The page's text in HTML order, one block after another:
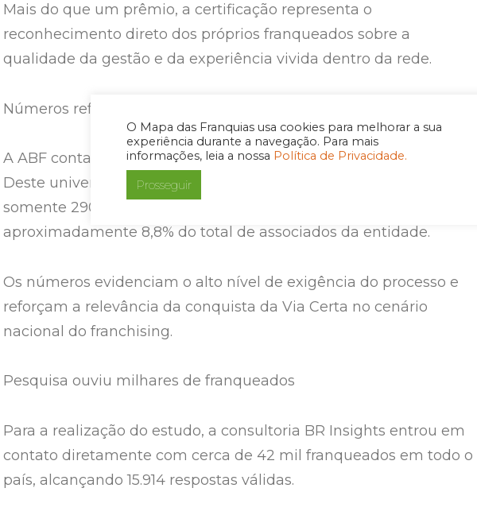
O Mapa das Franquias usa cookies para melhorar a sua
experiência durante a navegação. Para mais
informações, leia a nossa Política de Privacidade.
Prosseguir
Mais do que um prêmio, a certificação representa o
reconhecimento direto dos próprios franqueados sobre a
qualidade da gestão e da experiência vivida dentro da rede.
Números reforçam a relevância da conquista
A ABF conta com cerca de 3.300 associados em todo o Brasil.
Deste universo, apenas 363 redes participaram da premiação e
somente 290 conquistaram a chancela do selo — o equivalente a
aproximadamente 8,8% do total de associados da entidade.
Os números evidenciam o alto nível de exigência do processo e
reforçam a relevância da conquista da Via Certa no cenário
nacional do franchising.
Pesquisa ouviu milhares de franqueados
Para a realização do estudo, a consultoria BR Insights entrou em
contato diretamente com cerca de 42 mil franqueados em todo o
país, alcançando 15.914 respostas válidas.